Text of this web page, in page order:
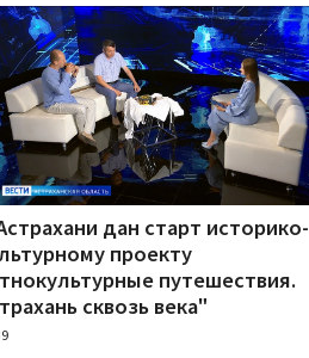
дан старт историко-
проекту
путешествия.
сквозь века"